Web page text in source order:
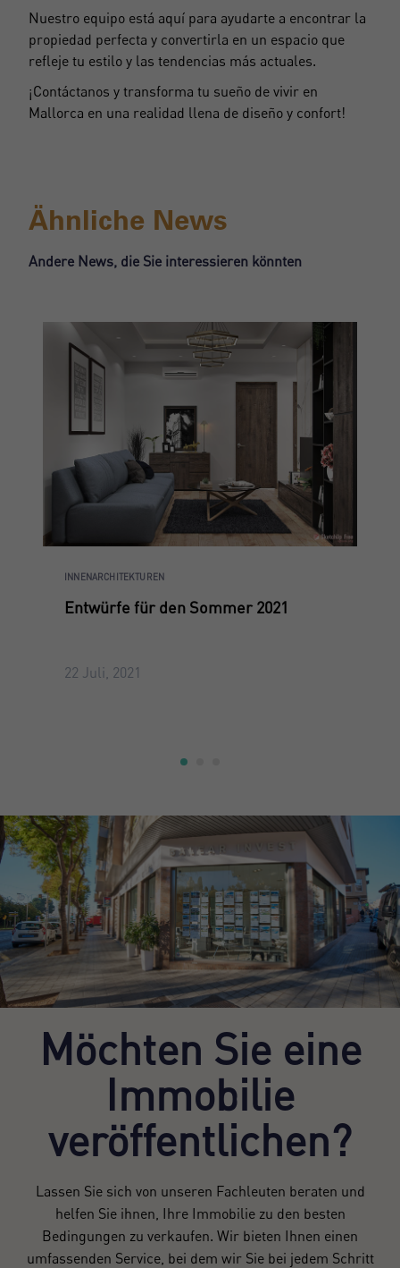
Nuestro equipo está aquí para ayudarte a encontrar la
propiedad perfecta y convertirla en un espacio que
refleje tu estilo y las tendencias más actuales.
¡Contáctanos y transforma tu sueño de vivir en
Mallorca en una realidad llena de diseño y confort!
Ähnliche News
Andere News, die Sie interessieren könnten
INNENARCHITEKTUREN
Entwürfe für den Sommer 2021
22 Juli, 2021
Möchten Sie eine
Immobilie
veröffentlichen?
Lassen Sie sich von unseren Fachleuten beraten und
helfen Sie ihnen, Ihre Immobilie zu den besten
Bedingungen zu verkaufen. Wir bieten Ihnen einen
umfassenden Service, bei dem wir Sie bei jedem Schritt